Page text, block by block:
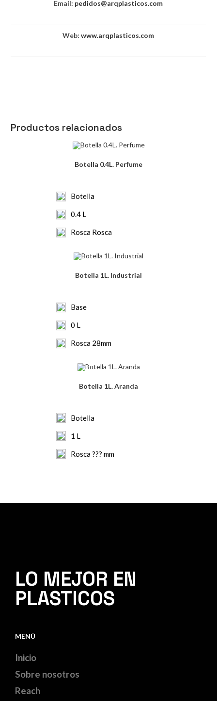
Email: pedidos@arqplasticos.com
Web:www.arqplasticos.com
Productos relacionados
Botella 0.4L. Perfume
Botella
0.4 L
Rosca Rosca
Botella 1L. Industrial
Base
0 L
Rosca 28mm
Botella 1L. Aranda
Botella
1 L
Rosca ??? mm
LO MEJOR EN
PLASTICOS
MENÚ
Inicio
Sobre nosotros
Reach